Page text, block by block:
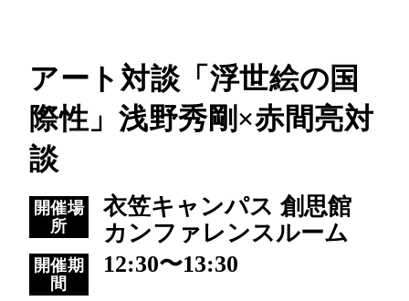
アート対談「浮世絵の国
際性」浅野秀剛×赤間亮対
談
開催場
所
衣笠キャンパス 創思館
カンファレンスルーム
開催期
間
12:30〜13:30